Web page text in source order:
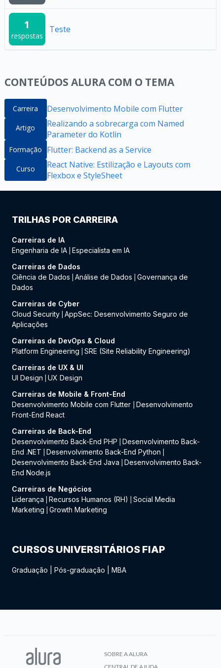
1
respostas
Teste
CONTEÚDOS ALURA COM O TEMA
Carreira Desenvolvimento Mobile com Flutter
Artigo
Realizando a sobrecarga com Named
Parameter do Kotlin
Formação Flutter: Backend as a Service
Curso
React Native: Estilização e Layouts com
Flexbox e StyleSheet
TRILHAS POR CARREIRA
Carreiras de IA
Engenharia de IA Especialista em IA
Carreiras de Dados
Ciência de Dados
Análise de Dados
Governança de
Dados
Carreiras de Cyber
Cloud Security AppSec: Desenvolvimento Seguro de
Aplicações
Carreiras de DevOps & Cloud
Platform Engineering
SRE (Site Reliability Engineering)
Carreiras de UX & UI
UI Design
UX Design
Carreiras de Mobile & Front-End
Desenvolvimento Mobile com Flutter
Desenvolvimento
Front-End React
Carreiras de Back-End
Desenvolvimento Back-End PHP
Desenvolvimento Back-
End .NET
Desenvolvimento Back-End Python
Desenvolvimento Back-End Java
Desenvolvimento Back-
End Node.js
Carreiras de Negócios
Liderança
Recursos Humanos (RH)
Social Media
Marketing
Growth Marketing
CURSOS UNIVERSITÁRIOS FIAP
Graduação Pós-graduação MBA
SOBRE A ALURA